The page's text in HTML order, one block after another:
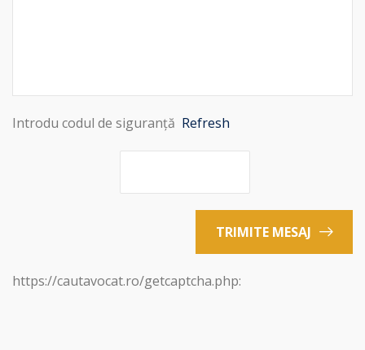
Introdu codul de siguranță Refresh
TRIMITE MESAJ
https://cautavocat.ro/getcaptcha.php: